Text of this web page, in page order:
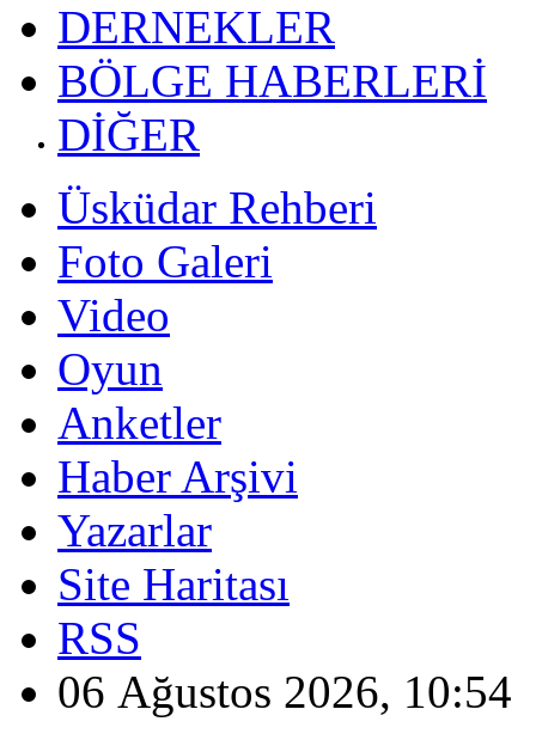
DERNEKLER
BÖLGE HABERLERİ
DİĞER
Üsküdar Rehberi
Foto Galeri
Video
Oyun
Anketler
Haber Arşivi
Yazarlar
Site Haritası
RSS
06 Ağustos 2026, 10:54